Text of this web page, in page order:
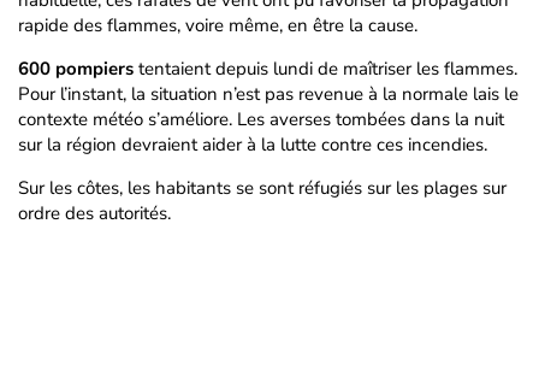
rapide des flammes, voire même, en être la cause.
600 pompiers tentaient depuis lundi de maîtriser les flammes.
Pour l’instant, la situation n’est pas revenue à la normale lais le
contexte météo s’améliore. Les averses tombées dans la nuit
sur la région devraient aider à la lutte contre ces incendies.
Sur les côtes, les habitants se sont réfugiés sur les plages sur
ordre des autorités.